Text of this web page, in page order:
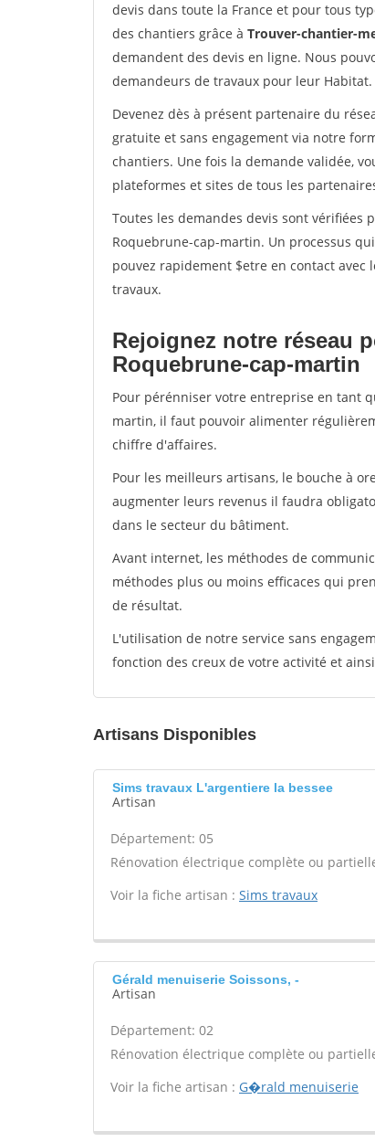
devis dans toute la France et pour tous
des chantiers grâce à Trouver-chantier-
demandent des devis en ligne. Nous
demandeurs de travaux pour leur Habitat.
Devenez dès à présent partenaire du
gratuite et sans engagement via notre
chantiers. Une fois la demande validée,
plateformes et sites de tous les
Toutes les demandes devis sont vérifiées
Roquebrune-cap-martin. Un processus
pouvez rapidement $etre en contact
travaux.
Rejoignez notre réseau
Roquebrune-cap-martin
Pour pérénniser votre entreprise en tant
martin, il faut pouvoir alimenter
chiffre d'affaires.
Pour les meilleurs artisans, le bouche à
augmenter leurs revenus il faudra
dans le secteur du bâtiment.
Avant internet, les méthodes de
méthodes plus ou moins efficaces qui
de résultat.
L'utilisation de notre service sans
fonction des creux de votre activité et
Artisans Disponibles
Sims travaux L'argentiere la bessee
Artisan
Département: 05
Rénovation électrique complète ou
Voir la fiche artisan : Sims travaux
Gérald menuiserie Soissons, -
Artisan
Département: 02
Rénovation électrique complète ou
Voir la fiche artisan : G�rald menuiserie